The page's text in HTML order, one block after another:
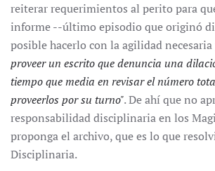
reiterar requerimientos al perito para
informe --último episodio que originó
posible hacerlo con la agilidad
proveer un escrito que denuncia una
tiempo que media en revisar el número
proveerlos por su turno". De ahí que no
responsabilidad disciplinaria en los
proponga el archivo, que es lo que
Disciplinaria.